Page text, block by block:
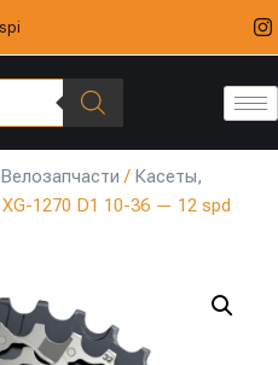
Велозапчасти / Касеты,
1270 D1 10-36 — 12 spd